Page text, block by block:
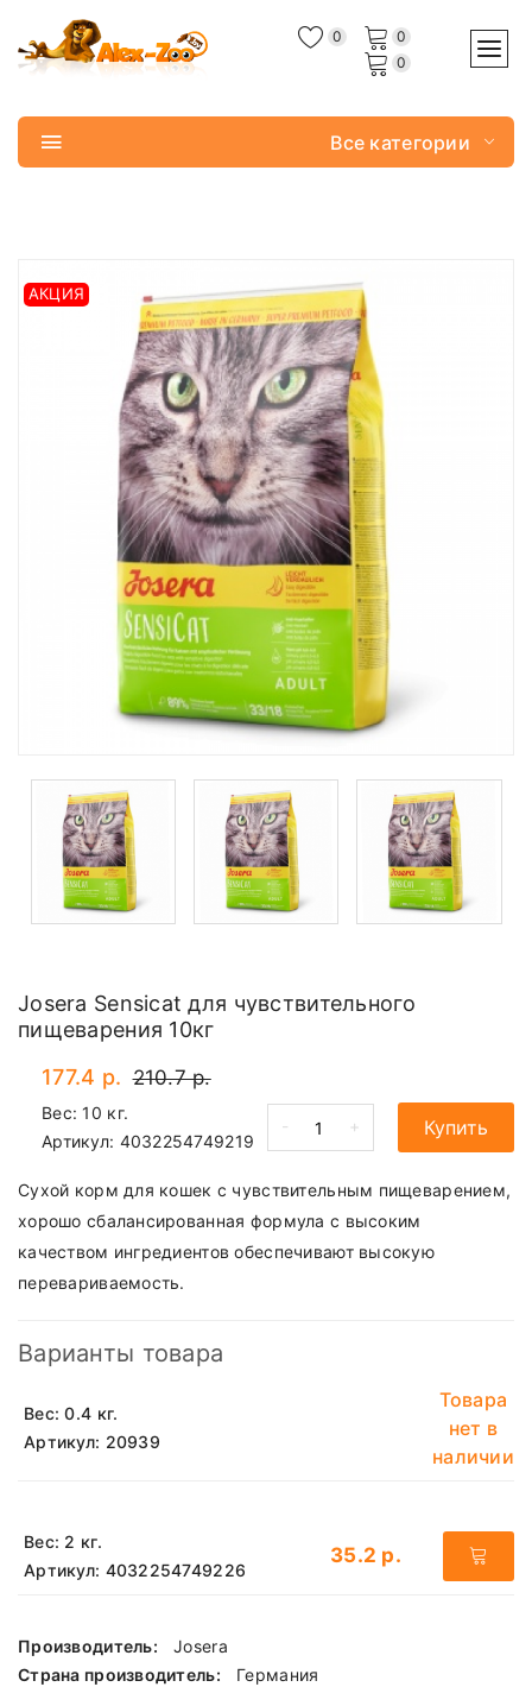
0
0
0
Все категории
АКЦИЯ
Josera Sensicat для чувствительного
пищеварения 10кг
177.4 р. 210.7 р.
Вес: 10 кг.
Артикул: 4032254749219
- + Купить
Сухой корм для кошек с чувствительным пищеварением,
хорошо сбалансированная формула с высоким
качеством ингредиентов обеспечивают высокую
перевариваемость.
Варианты товара
Вес: 0.4 кг.
Артикул: 20939
Товара
нет в
наличии
Вес: 2 кг.
Артикул: 4032254749226
35.2 р.
Производитель:
Josera
Страна производитель:
Германия